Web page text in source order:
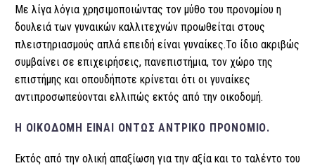
Με λίγα λόγια χρησιμοποιώντας τον μύθο του προνομίου η
δουλειά των γυναικών καλλιτεχνών προωθείται στους
πλειστηριασμούς απλά επειδή είναι γυναίκες.Το ίδιο ακριβώς
συμβαίνει σε επιχειρήσεις, πανεπιστήμια, τον χώρο της
επιστήμης και οπουδήποτε κρίνεται ότι οι γυναίκες
αντιπροσωπεύονται ελλιπώς εκτός από την οικοδομή.
Η ΟΙΚΟΔΟΜΉ ΕΊΝΑΙ ΌΝΤΩΣ ΑΝΤΡΙΚΌ ΠΡΟΝΌΜΙΟ.
Εκτός από την ολική απαξίωση για την αξία και το ταλέντο του